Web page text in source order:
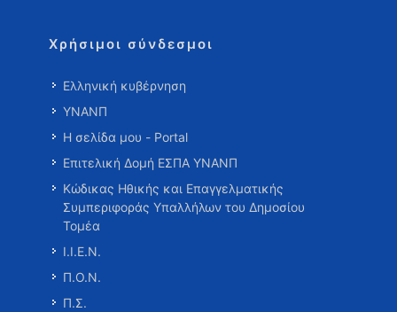
Χρήσιμοι σύνδεσμοι
Ελληνική κυβέρνηση
ΥΝΑΝΠ
Η σελίδα μου - Portal
Επιτελική Δομή ΕΣΠΑ ΥΝΑΝΠ
Κώδικας Ηθικής και Επαγγελματικής
Συμπεριφοράς Υπαλλήλων του Δημοσίου
Τομέα
Ι.Ι.Ε.Ν.
Π.Ο.Ν.
Π.Σ.